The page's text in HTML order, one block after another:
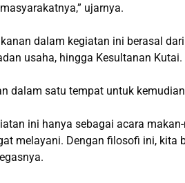
ujarnya.
dalam kegiatan ini berasal
usaha, hingga Kesultanan Kutai.
dalam satu tempat untuk
ini hanya sebagai acara
melayani. Dengan filosofi ini, kita